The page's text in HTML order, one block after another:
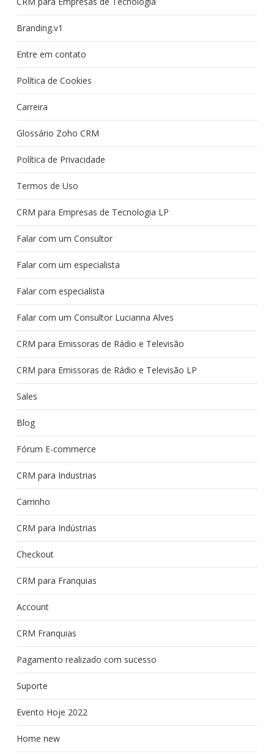
Branding.v1
Entre em contato
Política de Cookies
Carreira
Glossário Zoho CRM
Política de Privacidade
Termos de Uso
CRM para Empresas de Tecnologia LP
Falar com um Consultor
Falar com um especialista
Falar com especialista
Falar com um Consultor Lucianna Alves
CRM para Emissoras de Rádio e Televisão
CRM para Emissoras de Rádio e Televisão LP
Sales
Blog
Fórum E-commerce
CRM para Industrias
Carrinho
CRM para Indústrias
Checkout
CRM para Franquias
Account
CRM Franquias
Pagamento realizado com sucesso
Suporte
Evento Hoje 2022
Home new